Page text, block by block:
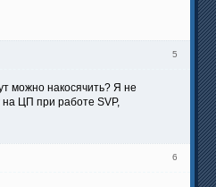
5
можно накосячить? Я не
на ЦП при работе SVP,
6